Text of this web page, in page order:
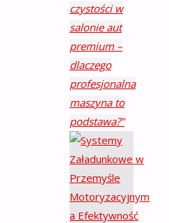
czystości w
salonie aut
premium –
dlaczego
profesjonalna
maszyna to
podstawa?"